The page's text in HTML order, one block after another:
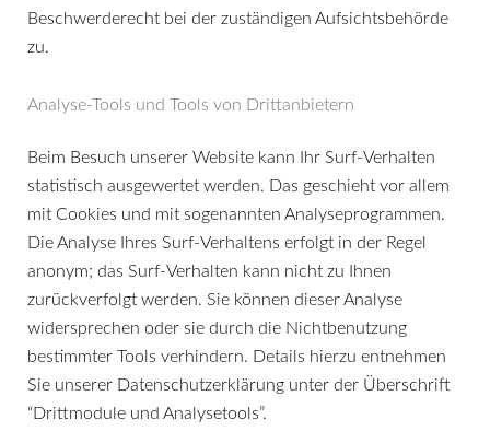
Beschwerderecht bei der zuständigen Aufsichtsbehörde
zu.
Analyse-Tools und Tools von Drittanbietern
Beim Besuch unserer Website kann Ihr Surf-Verhalten
statistisch ausgewertet werden. Das geschieht vor allem
mit Cookies und mit sogenannten Analyseprogrammen.
Die Analyse Ihres Surf-Verhaltens erfolgt in der Regel
anonym; das Surf-Verhalten kann nicht zu Ihnen
zurückverfolgt werden. Sie können dieser Analyse
widersprechen oder sie durch die Nichtbenutzung
bestimmter Tools verhindern. Details hierzu entnehmen
Sie unserer Datenschutzerklärung unter der Überschrift
“Drittmodule und Analysetools”.